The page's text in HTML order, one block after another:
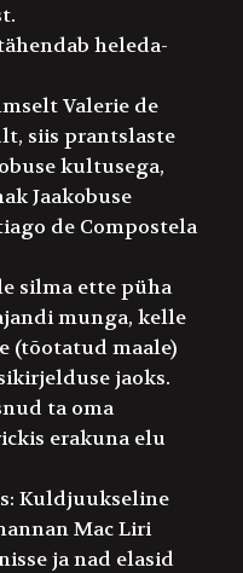
heleda-
Valerie de
siis prantslaste
kultusega,
Jaakobuse
de Compostela
silma ette püha
munga, kelle
(tõotatud maale)
jaoks.
ta oma
erakuna elu
Kuldjuukseline
Mac Liri
ja nad elasid